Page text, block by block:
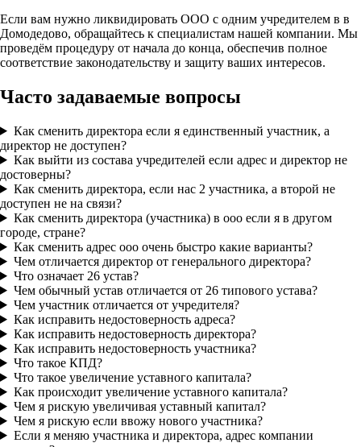
Если вам нужно ликвидировать ООО с одним учредителем в в
Домодедово, обращайтесь к специалистам нашей компании. Мы
проведём процедуру от начала до конца, обеспечив полное
соответствие законодательству и защиту ваших интересов.
Часто задаваемые вопросы
Как сменить директора если я единственный участник, а
директор не доступен?
Как выйти из состава учредителей если адрес и директор не
достоверны?
Как сменить директора, если нас 2 участника, а второй не
доступен не на связи?
Как сменить директора (участника) в ооо если я в другом
городе, стране?
Как сменить адрес ооо очень быстро какие варианты?
Чем отличается директор от генерального директора?
Что означает 26 устав?
Чем обычный устав отличается от 26 типового устава?
Чем участник отличается от учредителя?
Как исправить недостоверность адреса?
Как исправить недостоверность директора?
Как исправить недостоверность участника?
Что такое КПД?
Что такое увеличение уставного капитала?
Как происходит увеличение уставного капитала?
Чем я рискую увеличивая уставный капитал?
Чем я рискую если ввожу нового участника?
Если я меняю участника и директора, адрес компании